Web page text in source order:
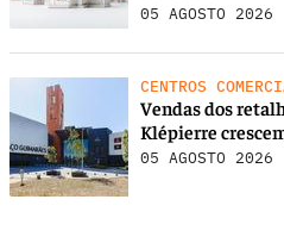
05 AGOSTO 2026
CENTROS
Vendas dos
Klépierre
05 AGOSTO 2026